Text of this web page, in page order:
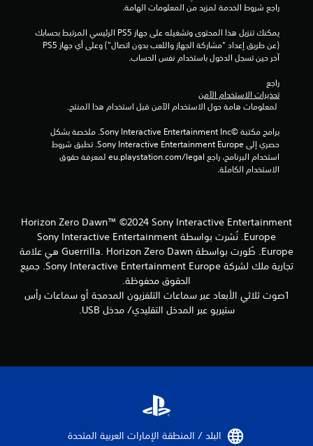
راجع شروط الخدمة لمزيد من المعلومات الهامة.
آخر حين تسجل الدخول باستخدام نفس الحساب.
راجع
تحذيرات الاستخدام الآمن
الاستخدام الكاملة.
Horizon Zero Dawn™ ©2024 Sony Interactive Entertainment
Europe. نُشرت بواسطة Sony Interactive Entertainment
Europe. طُورت بواسطة Guerrilla. Horizon Zero Dawn هي علامة
تجارية ملك لشركة Sony Interactive Entertainment Europe. جميع
الحقوق محفوظة.
1صوت ثلاثي الأبعاد عبر سماعات التلفزيون المدمجة أو سماعات رأس
ستيريو عبر المدخل التقليدي/ مدخل USB.
البلد / المنطقة الإمارات العربية المتحدة‏